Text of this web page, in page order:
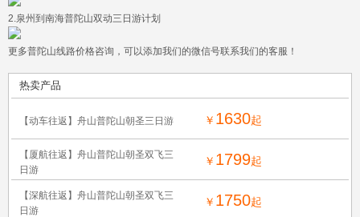
2.泉州到南海普陀山双动三日游计划
更多普陀山线路价格咨询，可以添加我们的微信号联系我们的客服！
热卖产品
【动车往返】舟山普陀山朝圣三日游 ￥ 1630起
【厦航往返】舟山普陀山朝圣双飞三
日游
￥ 1799起
【深航往返】舟山普陀山朝圣双飞三
日游
￥ 1750起